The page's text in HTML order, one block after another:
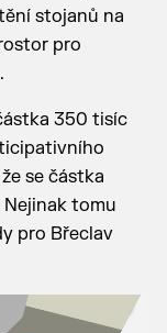
stojanů na
pro
350 tisíc
se částka
tomu
pro Břeclav